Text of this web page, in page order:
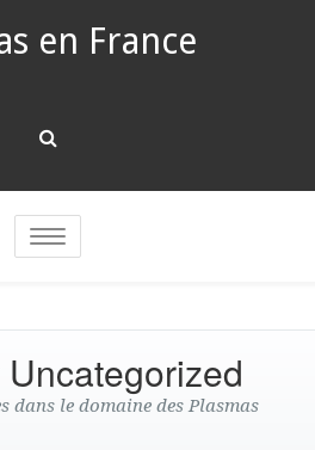
en France
Toggle
navigation
dans le domaine des Plasmas